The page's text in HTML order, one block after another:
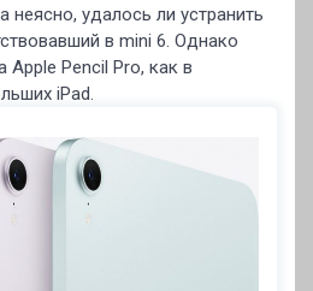
неясно, удалось ли устранить
в mini 6. Однако
Apple Pencil Pro, как в
iPad.